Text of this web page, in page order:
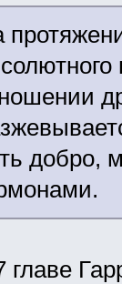
добро,
главе